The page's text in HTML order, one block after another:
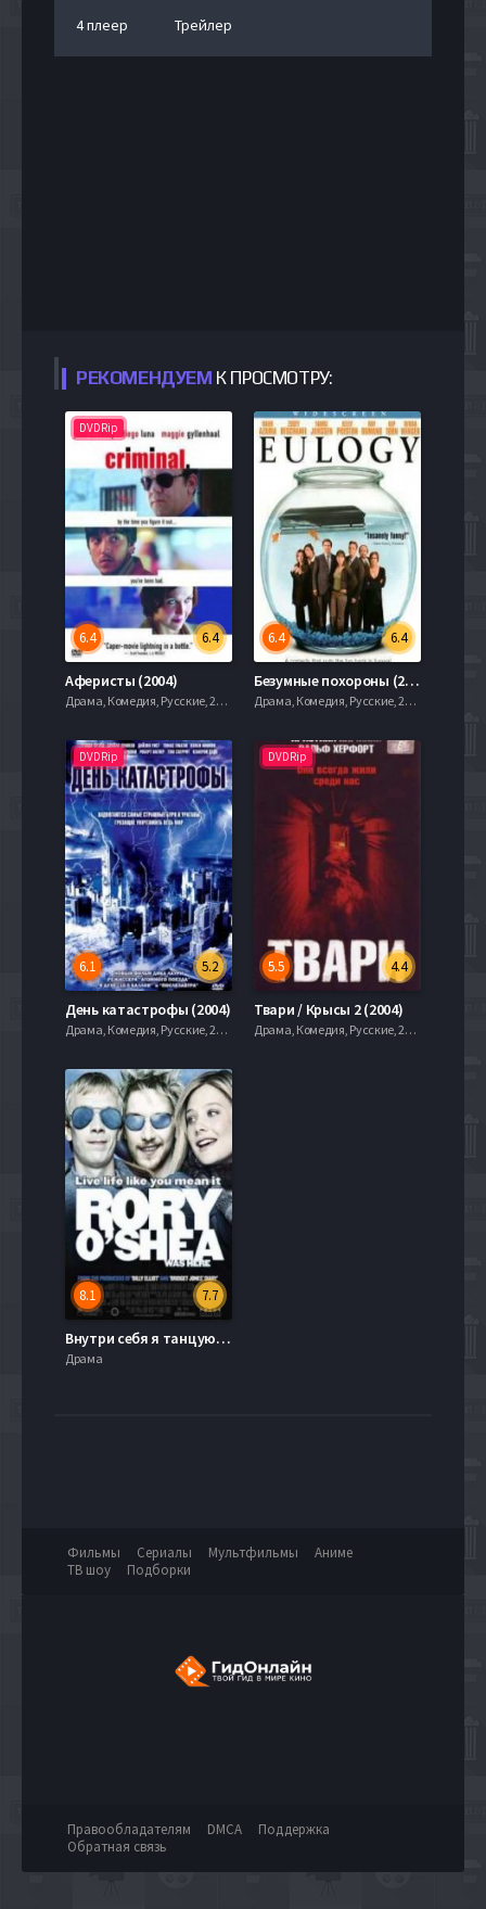
4 плеер Трейлер
РЕКОМЕНДУЕМ К ПРОСМОТРУ:
DVDRip
6.4
6.4
Аферисты (2004)
Драма, Комедия, Русские, 2004
6.4
6.4
Безумные похороны (2004)
Драма, Комедия, Русские, 2004
DVDRip
5.2
6.1
День катастрофы (2004)
Драма, Комедия, Русские, 2004
DVDRip
4.4
5.5
Твари / Крысы 2 (2004)
Драма, Комедия, Русские, 2004
7.7
8.1
Внутри себя я танцую (2004)
Драма
Фильмы Сериалы Мультфильмы
Аниме
ТВ шоу
Подборки
Правообладателям DMCA
Поддержка
Обратная связь